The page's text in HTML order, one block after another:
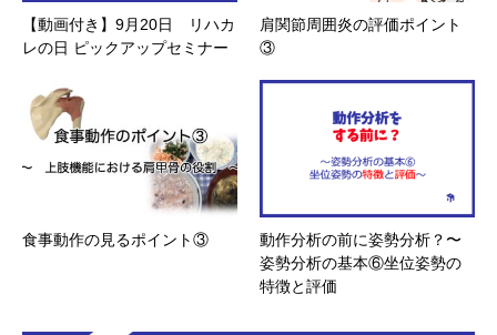
【動画付き】9月20日 リハカ
レの日 ピックアップセミナー
肩関節周囲炎の評価ポイント
③
食事動作の見るポイント③
動作分析の前に姿勢分析？〜
姿勢分析の基本⑥坐位姿勢の
特徴と評価